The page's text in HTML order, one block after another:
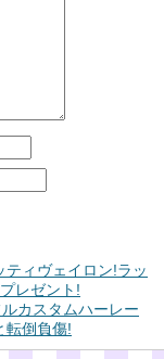
ィヴェイロン!ラッ
レゼント!
カスタムハーレー
転倒負傷!